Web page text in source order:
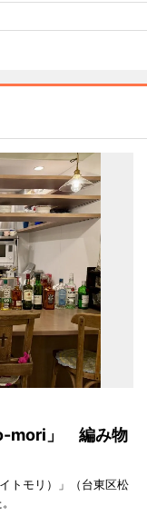
mori」 編み物
トモリ）」（台東区松